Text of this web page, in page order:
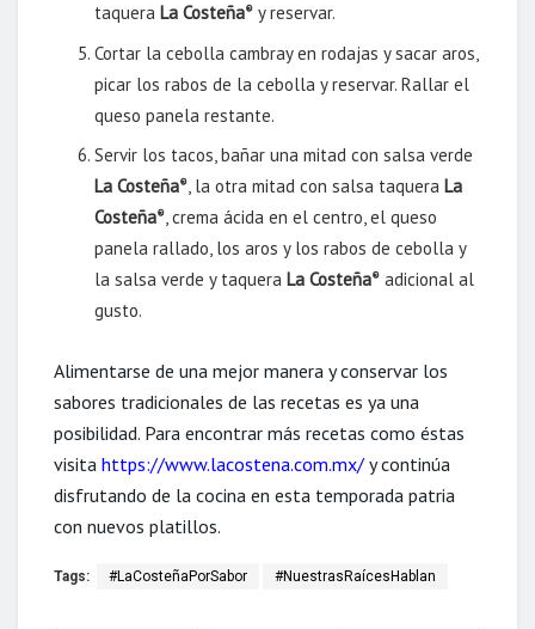
taqueraLa Costeña® y reservar.
Cortar la cebolla cambray en rodajas y sacar aros,
picar los rabos de la cebolla y reservar. Rallar el
queso panela restante.
Servir los tacos, bañar una mitad con salsa verde
La Costeña®, la otra mitad con salsa taqueraLa
Costeña®, crema ácida en el centro, el queso
panela rallado, los aros y los rabos de cebolla y
la salsa verde y taqueraLa Costeña® adicional al
gusto.
Alimentarse de una mejor manera y conservar los
sabores tradicionales de las recetas es ya una
posibilidad. Para encontrar más recetas como éstas
visita https://www.lacostena.com.mx/ y continúa
disfrutando de la cocina en esta temporada patria
con nuevos platillos.
Tags: #LaCosteñaPorSabor #NuestrasRaícesHablan